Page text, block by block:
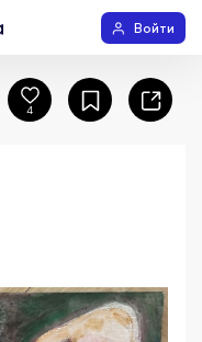
Войти
4